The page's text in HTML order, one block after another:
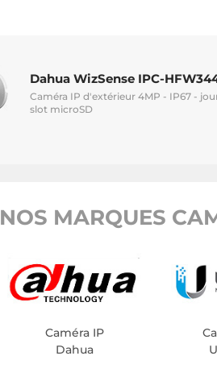
Dahua WizSense IPC-
Caméra IP d'extérieur 4MP - IP67 -
slot microSD
NOS MARQUES
Caméra IP
Dahua